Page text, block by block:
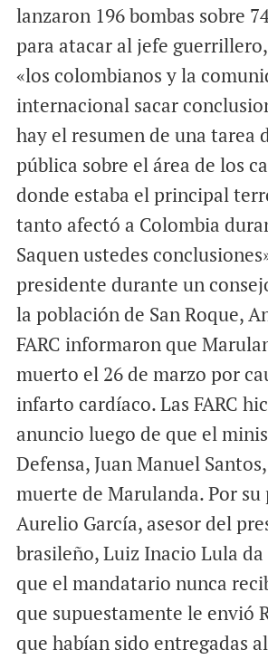
lanzaron 196 bombas sobre
para atacar al jefe
«los colombianos y la
internacional sacar
hay el resumen de una tarea
pública sobre el área de los
donde estaba el principal
tanto afectó a Colombia
Saquen ustedes
presidente durante un
la población de San Roque,
FARC informaron que
muerto el 26 de marzo por
infarto cardíaco. Las FARC
anuncio luego de que el
Defensa, Juan Manuel
muerte de Marulanda. Por su
Aurelio García, asesor del
brasileño, Luiz Inacio Lula
que el mandatario nunca
que supuestamente le envió
que habían sido entregadas